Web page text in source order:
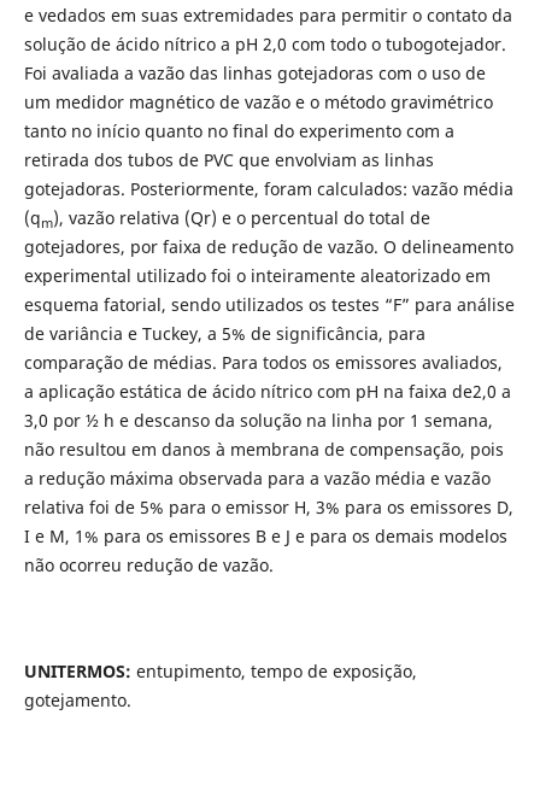
e vedados em suas extremidades para permitir o contato da
solução de ácido nítrico a pH 2,0 com todo o tubogotejador.
Foi avaliada a vazão das linhas gotejadoras com o uso de
um medidor magnético de vazão e o método gravimétrico
tanto no início quanto no final do experimento com a
retirada dos tubos de PVC que envolviam as linhas
gotejadoras. Posteriormente, foram calculados: vazão média
(qm), vazão relativa (Qr) e o percentual do total de
gotejadores, por faixa de redução de vazão. O delineamento
experimental utilizado foi o inteiramente aleatorizado em
esquema fatorial, sendo utilizados os testes “F” para análise
de variância e Tuckey, a 5% de significância, para
comparação de médias. Para todos os emissores avaliados,
a aplicação estática de ácido nítrico com pH na faixa de2,0 a
3,0 por ½ h e descanso da solução na linha por 1 semana,
não resultou em danos à membrana de compensação, pois
a redução máxima observada para a vazão média e vazão
relativa foi de 5% para o emissor H, 3% para os emissores D,
I e M, 1% para os emissores B e J e para os demais modelos
não ocorreu redução de vazão.
UNITERMOS: entupimento, tempo de exposição,
gotejamento.